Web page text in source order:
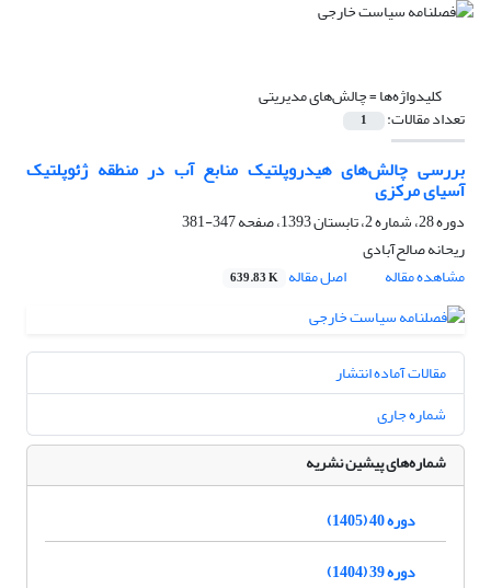
کلیدواژه‌ها =چالش‌های مدیریتی
تعداد مقالات: 1
بررسی چالش‌های هیدروپلتیک منابع آب در منطقه ژئوپلتیک
آسیای مرکزی
دوره 28، شماره 2، تابستان 1393، صفحه
347-381
ریحانه صالح‌آبادی
مشاهده مقاله
اصل مقاله 639.83 K
مقالات آماده انتشار
شماره جاری
شماره‌های پیشین نشریه
دوره 40 (1405)
دوره 39 (1404)